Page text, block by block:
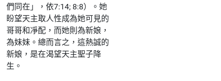
們同在」，依7:14; 8:8）。她
盼望天主取人性成為她可見的
哥哥和凈配，而她則為新娘，
為妹妹。總而言之，這熱誠的
新娘，是在渴望天主聖子降
生。